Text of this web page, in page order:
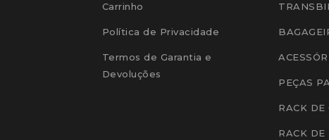
Carrinho
Política de Privacidade
Termos de Garantia e
Devoluções
PEÇAS
RACK DE
RACK DE